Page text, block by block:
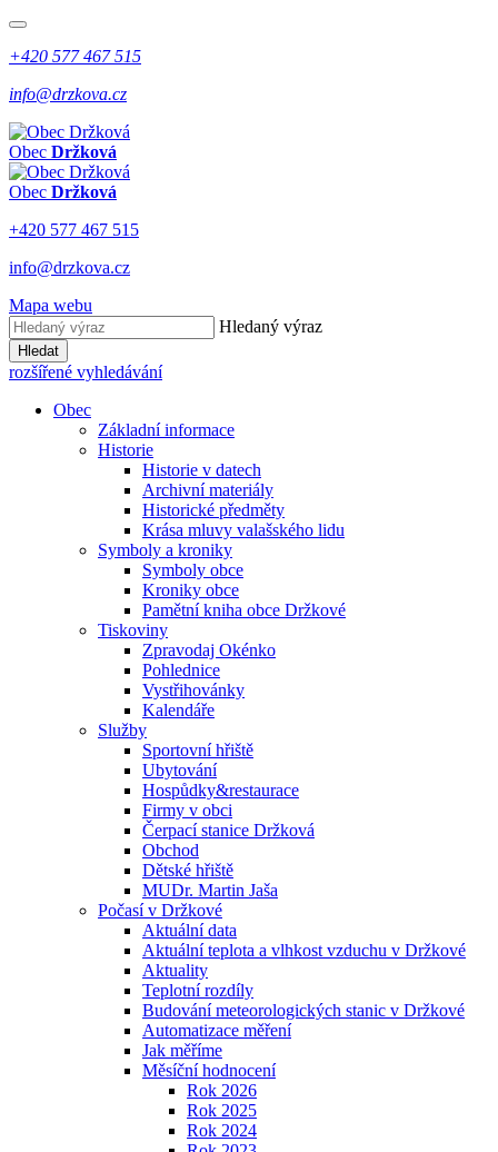
+420 577 467 515
info@drzkova.cz
Obec Držková
Obec Držková
+420 577 467 515
info@drzkova.cz
Mapa webu
Hledaný výraz
Hledat
rozšířené vyhledávání
Obec
Základní informace
Historie
Historie v datech
Archivní materiály
Historické předměty
Krása mluvy valašského lidu
Symboly a kroniky
Symboly obce
Kroniky obce
Pamětní kniha obce Držkové
Tiskoviny
Zpravodaj Okénko
Pohlednice
Vystřihovánky
Kalendáře
Služby
Sportovní hřiště
Ubytování
Hospůdky&restaurace
Firmy v obci
Čerpací stanice Držková
Obchod
Dětské hřiště
MUDr. Martin Jaša
Počasí v Držkové
Aktuální data
Aktuální teplota a vlhkost vzduchu v Držkové
Aktuality
Teplotní rozdíly
Budování meteorologických stanic v Držkové
Automatizace měření
Jak měříme
Měsíční hodnocení
Rok 2026
Rok 2025
Rok 2024